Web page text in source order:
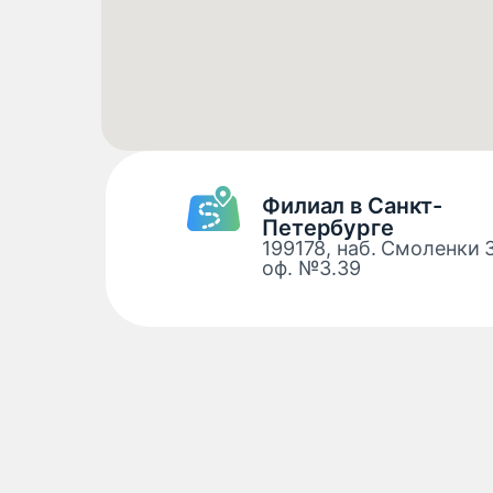
Филиал в Санкт-
Петербурге
199178, наб. Смоленки
оф. №3.39